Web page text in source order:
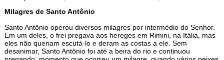
Milagres de Santo Antônio
Santo Antônio operou diversos milagres por intermédio do Senhor.
Em um deles, o frei pregava aos hereges em Rimini, na Itália, mas
eles não queriam escutá-lo e deram as costas a ele. Sem
desanimar, Santo Antônio foi até a beira do rio e continuou